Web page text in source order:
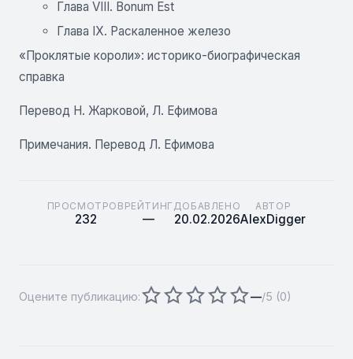
Глава VIII. Bonum Est
Глава IX. Раскаленное железо
«Проклятые короли»: историко-биографическая
справка
Перевод Н. Жарковой, Л. Ефимова
Примечания. Перевод Л. Ефимова
ПРОСМОТРОВ
232
РЕЙТИНГ
—
ДОБАВЛЕНО
20.02.2026
АВТОР
AlexDigger
Оцените публикацию: —/5 (0)